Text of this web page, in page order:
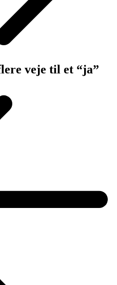
veje til et “ja”